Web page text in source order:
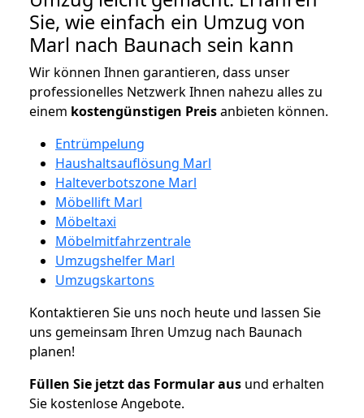
Sie, wie einfach ein Umzug von
Marl nach Baunach sein kann
Wir können Ihnen garantieren, dass unser
professionelles Netzwerk Ihnen nahezu alles zu
einem kostengünstigen Preisanbieten können.
Entrümpelung
Haushaltsauflösung Marl
Halteverbotszone Marl
Möbellift Marl
Möbeltaxi
Möbelmitfahrzentrale
Umzugshelfer Marl
Umzugskartons
Kontaktieren Sie uns noch heute und lassen Sie
uns gemeinsam Ihren Umzug nach Baunach
planen!
Füllen Sie jetzt das Formular aus und erhalten
Sie kostenlose Angebote.